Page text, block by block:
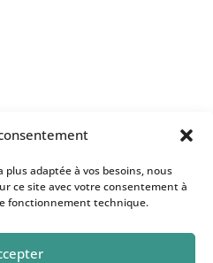
adaptée à vos besoins, nous
ce site avec votre consentement à
fonctionnement technique.
Prusaczyk